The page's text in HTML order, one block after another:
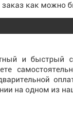
как можно
и быстрый
на одном из